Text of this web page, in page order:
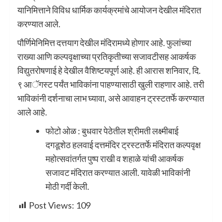
यानिमित्ताने विविध धार्मिक कार्यक्रमांचे आयोजन देखील मंदिरात
करण्यात आले.
पौर्णिमेनिमित्त दत्तयाग देखील मंदिरामध्ये होणार आहे. फुलांच्या
राख्या आणि कल्पवृक्षाच्या प्रतिकृतीच्या सजावटीसह आकर्षक
विद्युतरोषणाई हे देखील वैशिष्टयपूर्ण आहे. ही आरास शनिवार, दि.
९ आॅगस्ट पर्यंत भाविकांना पाहण्यासाठी खुली राहणार आहे. तरी
भाविकांनी दर्शनाचा लाभ घ्यावा, असे आवाहन ट्रस्टतर्फे करण्यात
आले आहे.
फोटो ओळ : बुधवार पेठेतील श्रीमती लक्ष्मीबाई
दगडूशेठ हलवाई दत्तमंदिर ट्रस्टतर्फे मंदिरात कल्पवृक्ष
महोत्सवांतर्गत पुष्प राखी व शहाळे यांची आकर्षक
सजावट मंदिरात करण्यात आली. यावेळी भाविकांनी
मोठी गर्दी केली.
Post Views: 109